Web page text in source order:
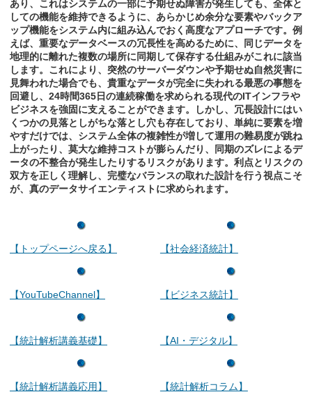
あり、これはシステムの一部に予期せぬ障害が発生しても、全体と
しての機能を維持できるように、あらかじめ余分な要素やバックア
ップ機能をシステム内に組み込んでおく高度なアプローチです。例
えば、重要なデータベースの冗長性を高めるために、同じデータを
地理的に離れた複数の場所に同期して保存する仕組みがこれに該当
します。これにより、突然のサーバーダウンや予期せぬ自然災害に
見舞われた場合でも、貴重なデータが完全に失われる最悪の事態を
回避し、24時間365日の連続稼働を求められる現代のITインフラや
ビジネスを強固に支えることができます。しかし、冗長設計にはい
くつかの見落としがちな落とし穴も存在しており、単純に要素を増
やすだけでは、システム全体の複雑性が増して運用の難易度が跳ね
上がったり、莫大な維持コストが膨らんだり、同期のズレによるデ
ータの不整合が発生したりするリスクがあります。利点とリスクの
双方を正しく理解し、完璧なバランスの取れた設計を行う視点こそ
が、真のデータサイエンティストに求められます。
【トップページへ戻る】
【YouTubeChannel】
【統計解析講義基礎】
【統計解析講義応用】
【社会経済統計】
【ビジネス統計】
【AI・デジタル】
【統計解析コラム】